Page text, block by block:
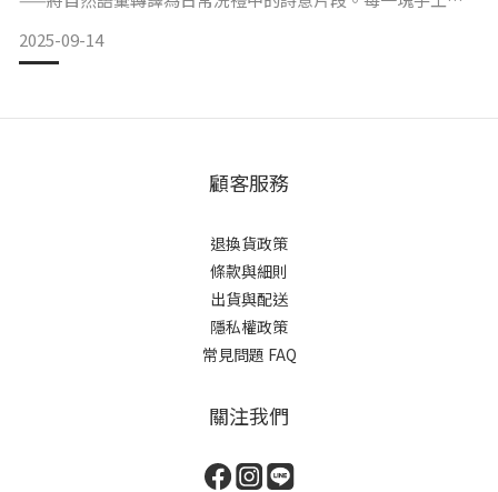
相信，真正的療癒，不是快速洗去塵囂，而是透過每日簡單的
儀式，重新與自己對話，與自然連結。DecoDeco SOAP
2025-09-14
顧客服務
退換貨政策
條款與細則
出貨與配送
隱私權政策
常見問題 FAQ
關注我們